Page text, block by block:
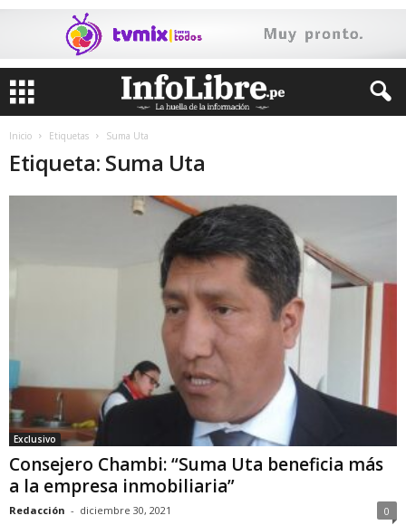
Inicio Etiquetas Suma Uta
Etiqueta: Suma Uta
Exclusivo
Consejero Chambi: “Suma Uta beneficia más
a la empresa inmobiliaria”
Redacción - diciembre 30, 2021 0